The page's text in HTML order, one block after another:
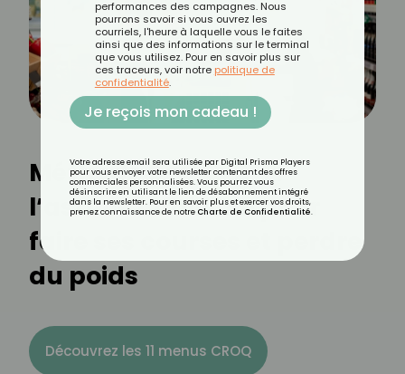
Méthode 5-4-3-2-1 :
l’astuce infaillible pour
faire ses courses et perdre
du poids
Découvrez les 11 menus CROQ
performances des campagnes. Nous
pourrons savoir si vous ouvrez les
courriels, l'heure à laquelle vous le faites
ainsi que des informations sur le terminal
que vous utilisez. Pour en savoir plus sur
ces traceurs, voir notre politique de
confidentialité.
Je reçois mon cadeau !
Votre adresse email sera utilisée par Digital Prisma Players
pour vous envoyer votre newsletter contenant des offres
commerciales personnalisées. Vous pourrez vous
désinscrire en utilisant le lien de désabonnement intégré
dans la newsletter. Pour en savoir plus et exercer vos droits,
prenez connaissance de notre Charte de Confidentialité.